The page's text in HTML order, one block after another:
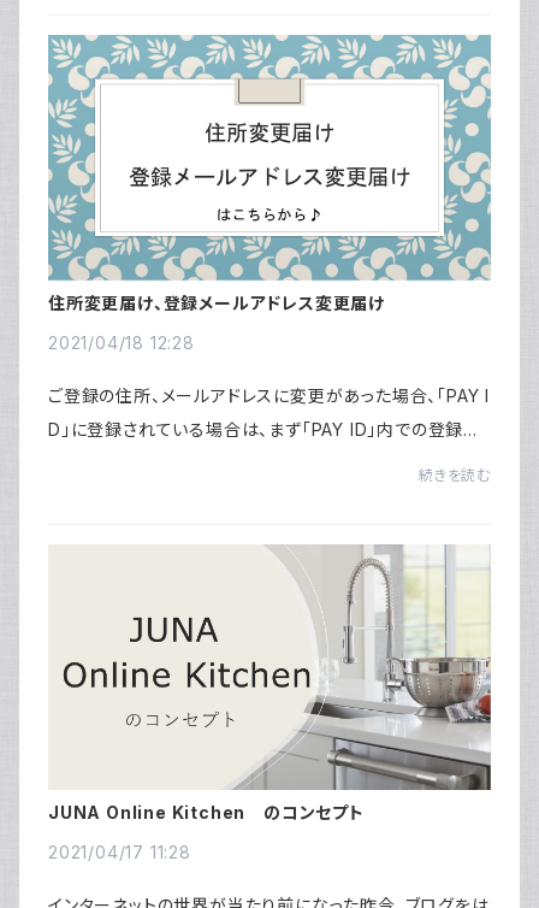
住所変更届け、登録メールアドレス変更届け
2021/04/18 12:28
ご登録の住所、メールアドレスに変更があった場合、「PAY I
D」に登録されている場合は、まず「PAY ID」内での登録内
続きを読む
JUNA Online Kitchen のコンセプト
2021/04/17 11:28